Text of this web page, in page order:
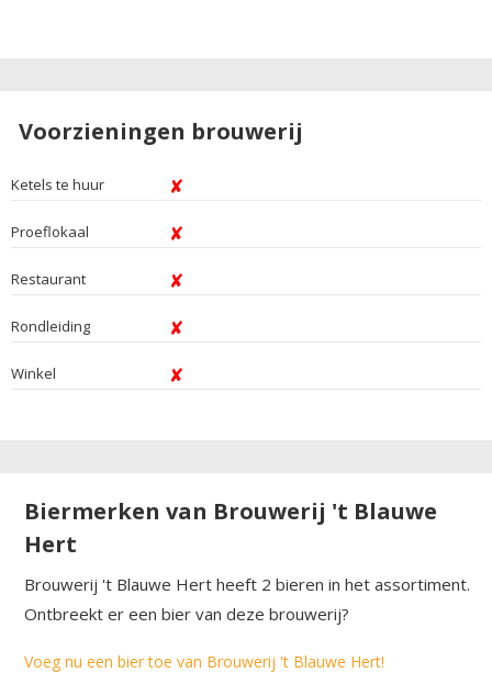
Voorzieningen brouwerij
Ketels te huur
Proeflokaal
Restaurant
Rondleiding
Winkel
Biermerken van Brouwerij 't Blauwe
Hert
Brouwerij 't Blauwe Hert heeft 2 bieren in het assortiment.
Ontbreekt er een bier van deze brouwerij?
Voeg nu een bier toe van Brouwerij 't Blauwe Hert!